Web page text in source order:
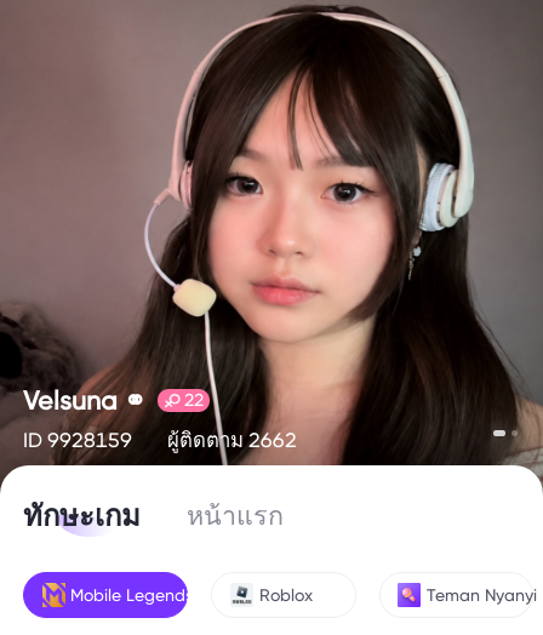
Velsuna ⚭ 22
ID 9928159 ผู้ติดตาม 2662
ทักษะเกม หน้าแรก
Mobile Legends Roblox Teman Nyanyi